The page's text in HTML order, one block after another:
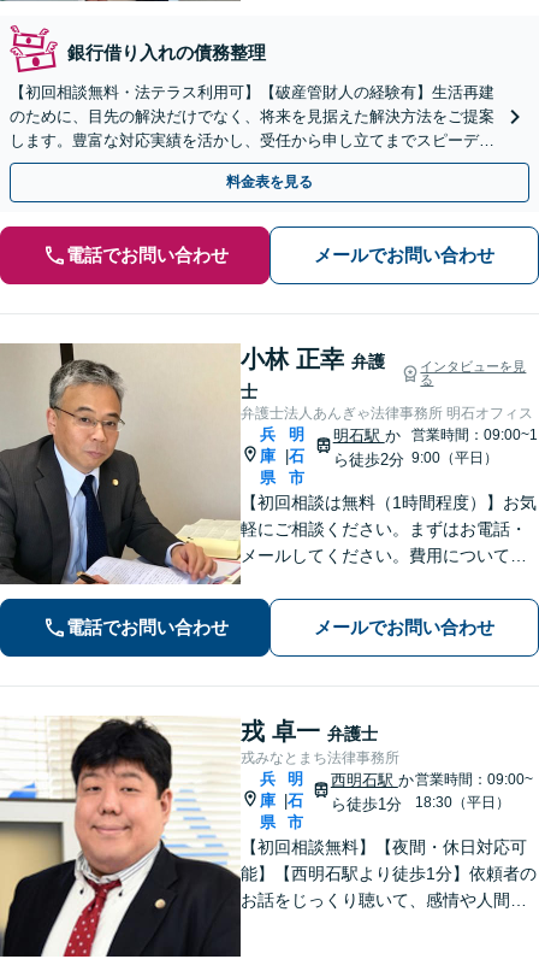
銀行借り入れの債務整理
【初回相談無料・法テラス利用可】【破産管財人の経験有】生活再建
のために、目先の解決だけでなく、将来を見据えた解決方法をご提案
します。豊富な対応実績を活かし、受任から申し立てまでスピーディ
ーに対応【明石駅7分】【休日・夜間相談対応(要相談)】
料金表を見る
電話でお問い合わせ メールでお問い合わせ
小林 正幸 弁護
士
インタビューを見
る
弁護士法人あんぎゃ法律事務所 明石オフィス
兵
庫
県
明
石
市
明石駅 か
ら徒歩2分
営業時間：09:00~1
9:00（平日）
【初回相談は無料（1時間程度）】お気
軽にご相談ください。まずはお電話・
メールしてください。費用について
す。
電話でお問い合わせ メールでお問い合わせ
戎 卓一 弁護士
戎みなとまち法律事務所
兵
庫
県
明
石
市
西明石駅 か
ら徒歩1分
営業時間：09:00~
18:30（平日）
【初回相談無料】【夜間・休日対応可
能】【西明石駅より徒歩1分】依頼者の
お話をじっくり聴いて、感情や人間関